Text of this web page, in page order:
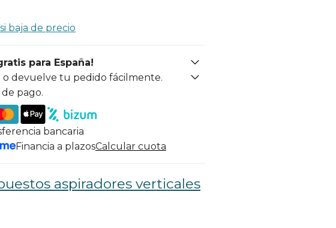
baja de precio
para España!
o devuelve tu pedido fácilmente.
pago.
bancaria
Financia a plazosCalcular cuota
aspiradores verticales